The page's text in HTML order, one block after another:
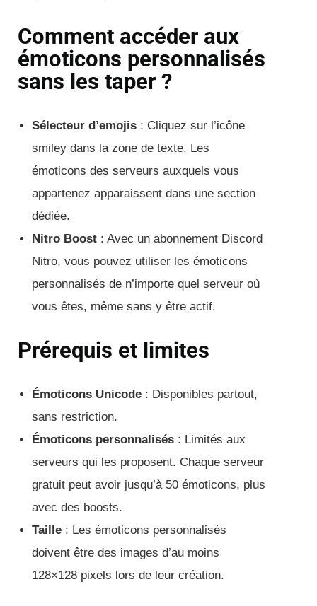
Comment accéder aux
émoticons personnalisés
sans les taper ?
Sélecteur d’emojis : Cliquez sur l’icône
smiley dans la zone de texte. Les
émoticons des serveurs auxquels vous
appartenez apparaissent dans une section
dédiée.
Nitro Boost : Avec un abonnement Discord
Nitro, vous pouvez utiliser les émoticons
personnalisés de n’importe quel serveur où
vous êtes, même sans y être actif.
Prérequis et limites
Émoticons Unicode : Disponibles partout,
sans restriction.
Émoticons personnalisés : Limités aux
serveurs qui les proposent. Chaque serveur
gratuit peut avoir jusqu’à 50 émoticons, plus
avec des boosts.
Taille : Les émoticons personnalisés
doivent être des images d’au moins
128×128 pixels lors de leur création.